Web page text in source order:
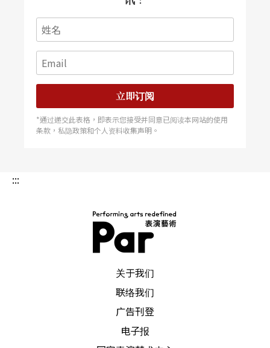
立即订阅
*通过递交此表格，即表示您接受并同意已阅读本网站的使用
条款，私隐政策和个人资料收集声明。
:::
关于我们
联络我们
广告刊登
电子报